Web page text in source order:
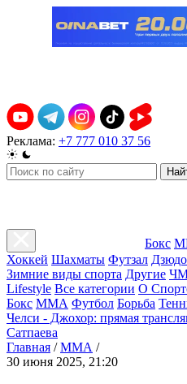
Реклама: +7 777 010 37 56
Бокс
Хоккей Шахматы Футзал Дзюдо
Зимние виды спорта Другие
Lifestyle Все категории О
Бокс ММА Футбол Борьба
Челси - Джохор: прямая
Сатпаева
Главная / ММА /
30 июня 2025, 21:20